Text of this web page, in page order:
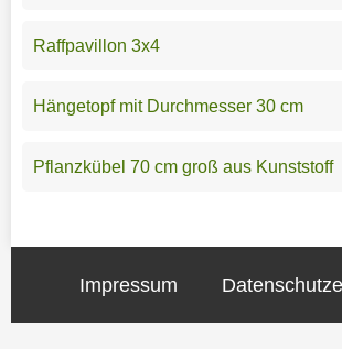
Raffpavillon 3x4
Hängetopf mit Durchmesser 30 cm
Pflanzkübel 70 cm groß aus Kunststoff
Impressum